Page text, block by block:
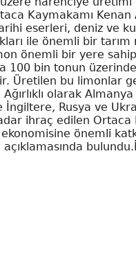
Kaymakamı Kenan
eserleri, deniz ve
ile önemli bir tarım
önemli bir yere
100 bin tonun
Üretilen bu limonlar
olarak
Rusya ve
ihraç edilen Ortaca
önemli